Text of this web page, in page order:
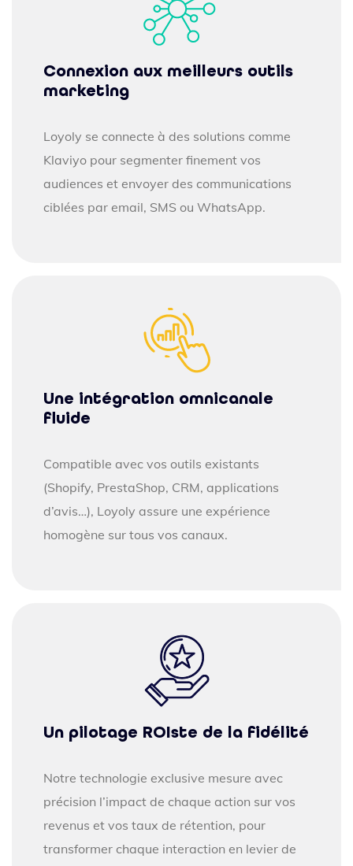
Connexion aux meilleurs outils
marketing
Loyoly se connecte à des solutions comme
Klaviyo pour segmenter finement vos
audiences et envoyer des communications
ciblées par email, SMS ou WhatsApp.
Une intégration omnicanale
fluide
Compatible avec vos outils existants
(Shopify, PrestaShop, CRM, applications
d’avis…), Loyoly assure une expérience
homogène sur tous vos canaux.
Un pilotage ROIste de la fidélité
Notre technologie exclusive mesure avec
précision l’impact de chaque action sur vos
revenus et vos taux de rétention, pour
transformer chaque interaction en levier de